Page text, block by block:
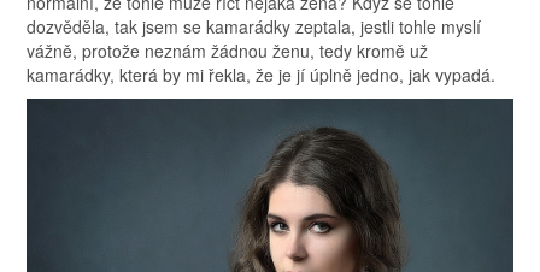
dozvěděla, tak jsem se kamarádky zeptala, jestli tohle myslí
vážně, protože neznám žádnou ženu, tedy kromě už
kamarádky, která by mi řekla, že je jí úplně jedno, jak vypadá.